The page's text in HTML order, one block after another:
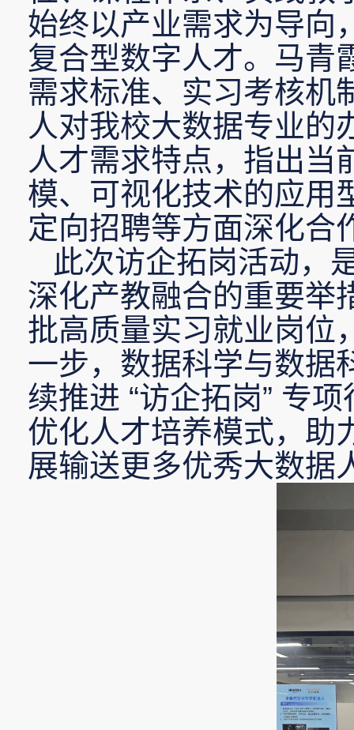
始终以产业需求为导向
复合型数字人才。马青
需求标准、实习考核机
人对我校大数据专业的
人才需求特点，指出当
模、可视化技术的应用
定向招聘等方面深化合
此次访企拓岗活动，
深化产教融合的重要举
批高质量实习就业岗位
一步，数据科学与数据
续推进 “访企拓岗” 专项
优化人才培养模式，助
展输送更多优秀大数据